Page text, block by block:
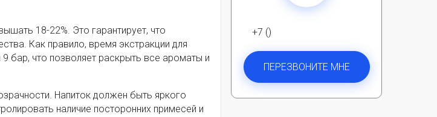
18-22%. Это гарантирует, что
Как правило, время экстракции для
9 бар, что позволяет раскрыть все ароматы и
Напиток должен быть яркого
наличие посторонних примесей и
+7 ()
ПЕРЕЗВОНИТЕ МНЕ